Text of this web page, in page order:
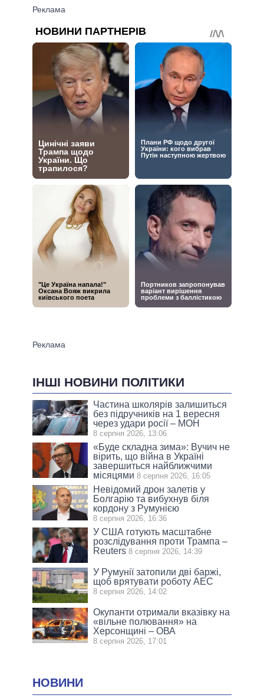
ІНШІ НОВИНИ ПОЛІТИКИ
Частина школярів залишиться
без підручників на 1 вересня
через удари росії – МОН
8 серпня 2026, 13:06
«Буде складна зима»: Вучич не
вірить, що війна в Україні
завершиться найближчими
місяцями 8 серпня 2026, 16:05
Невідомий дрон залетів у
Болгарію та вибухнув біля
кордону з Румунією
8 серпня 2026, 16:36
У США готують масштабне
розслідування проти Трампа –
Reuters 8 серпня 2026, 14:39
У Румунії затопили дві баржі,
щоб врятувати роботу АЕС
8 серпня 2026, 14:02
Окупанти отримали вказівку на
«вільне полювання» на
Херсонщині – ОВА
8 серпня 2026, 17:01
НОВИНИ